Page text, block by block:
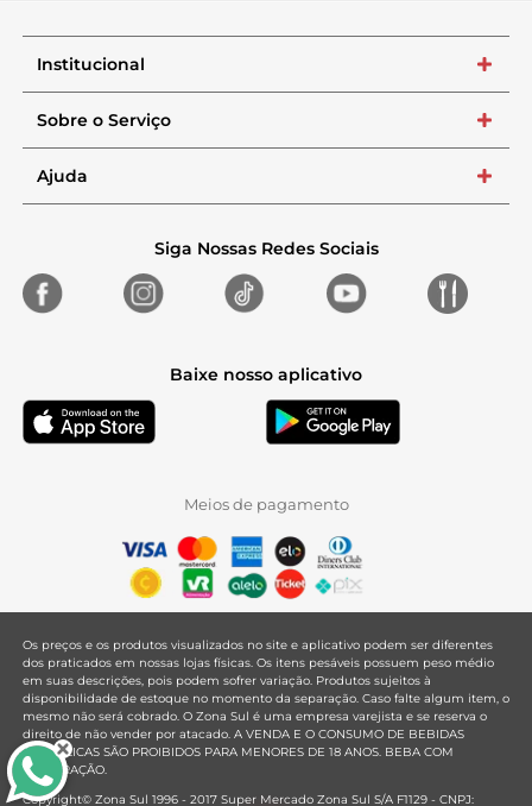
Institucional +
Sobre o Serviço +
Ajuda +
Siga Nossas Redes Sociais
Baixe nosso aplicativo
Meios de pagamento
Os preços e os produtos visualizados no site e aplicativo podem ser diferentes
dos praticados em nossas lojas físicas. Os itens pesáveis possuem peso médio
em suas descrições, pois podem sofrer variação. Produtos sujeitos à
disponibilidade de estoque no momento da separação. Caso falte algum item, o
mesmo não será cobrado. O Zona Sul é uma empresa varejista e se reserva o
direito de não vender por atacado. A VENDA E O CONSUMO DE BEBIDAS
ALCOÓLICAS SÃO PROIBIDOS PARA MENORES DE 18 ANOS. BEBA COM
MODERAÇÃO.
Copyright© Zona Sul 1996 - 2017 Super Mercado Zona Sul S/A F1129 - CNPJ: